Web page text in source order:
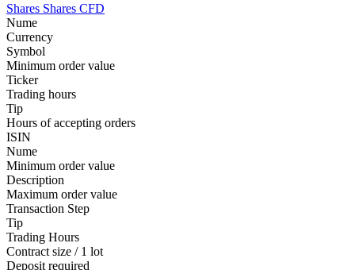
Shares Shares CFD
Nume
Currency
Symbol
Minimum order value
Ticker
Trading hours
Tip
Hours of accepting orders
ISIN
Nume
Minimum order value
Description
Maximum order value
Transaction Step
Tip
Trading Hours
Contract size / 1 lot
Deposit required